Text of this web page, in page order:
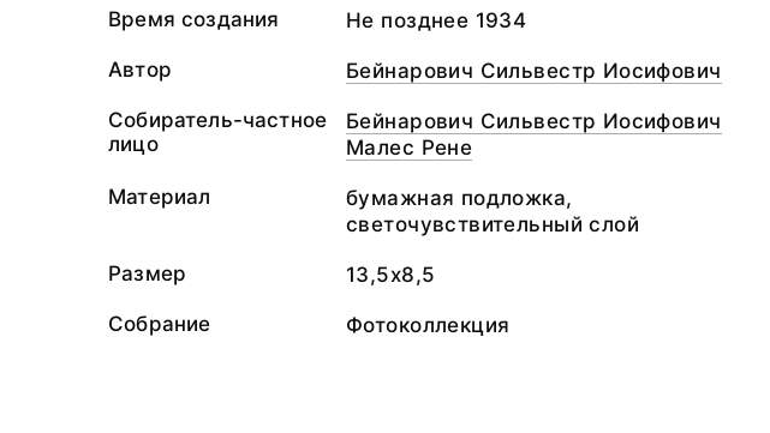
Время создания Не позднее 1934
Автор Бейнарович Сильвестр Иосифович
Собиратель-частное
лицо
Бейнарович Сильвестр Иосифович
Малес Рене
Материал
бумажная подложка,
светочувствительный слой
Размер 13,5х8,5
Собрание Фотоколлекция